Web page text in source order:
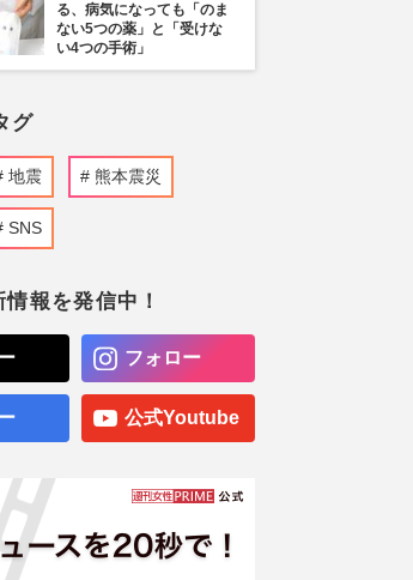
る、病気になっても「のま
ない5つの薬」と「受けな
い4つの手術」
グ
地震 熊本震災
SNS
報を発信中！
フォロー
公式Youtube